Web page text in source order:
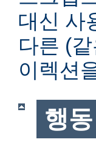
대신 사
다른 (
이렉션
행동